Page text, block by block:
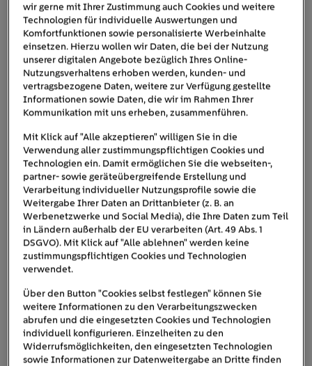
Wie hoch ist der Verbrauch von E-
Autos im Winter?
E-Autos verbrauchen im Winter deutlich mehr Energie als
im Sommer. Man muss sein Fahrzeug also häufiger laden
Stromverbrauch von E-Autos steigt vor allem an, wenn
draußen Minusgrade herrschen: Je niedriger die
Temperatur und je größer der Akku, desto mehr Energie
muss in Wärme umgewandelt werden.
Der ADAC hat verschiedene Tests mit unterschiedlichen
Temperaturen, Fahrzeugmodellen und Streckenlängen
durchgeführt, sowie Green NCAP Daten analysiert. Bei
Kurzstrecke und Temperaturen unter dem
Gefrierpunkthat man einen durchschnittlichen
Mehrverbrauchvon rund 70 Prozent gemessen. Je nach
getestetem Modell wurde ein Mehrverbrauch (bei kaltem
Akku) zwischen 38 und 107 Prozent festgestellt.
wir gerne mit Ihrer Zustimmung auch Cookies und weitere
Technologien für individuelle Auswertungen und
Komfortfunktionen sowie personalisierte Werbeinhalte
einsetzen. Hierzu wollen wir Daten, die bei der Nutzung
unserer digitalen Angebote bezüglich Ihres Online-
Nutzungsverhaltens erhoben werden, kunden- und
vertragsbezogene Daten, weitere zur Verfügung gestellte
Informationen sowie Daten, die wir im Rahmen Ihrer
Kommunikation mit uns erheben, zusammenführen.
Mit Klick auf "Alle akzeptieren" willigen Sie in die
Verwendung aller zustimmungspflichtigen Cookies und
Technologien ein. Damit ermöglichen Sie die webseiten-,
partner- sowie geräteübergreifende Erstellung und
Verarbeitung individueller Nutzungsprofile sowie die
Weitergabe Ihrer Daten an Drittanbieter (z. B. an
Werbenetzwerke und Social Media), die Ihre Daten zum Teil
in Ländern außerhalb der EU verarbeiten (Art. 49 Abs. 1
DSGVO). Mit Klick auf "Alle ablehnen" werden keine
zustimmungspflichtigen Cookies und Technologien
verwendet.
Über den Button "Cookies selbst festlegen" können Sie
weitere Informationen zu den Verarbeitungszwecken
abrufen und die eingesetzten Cookies und Technologien
individuell konfigurieren. Einzelheiten zu den
Widerrufsmöglichkeiten, den eingesetzten Technologien
sowie Informationen zur Datenweitergabe an Dritte finden